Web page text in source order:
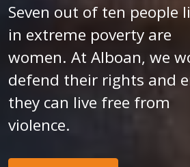
Seven out of ten people
in extreme poverty are
women. At Alboan, we
defend their rights and
they can live free from
violence.